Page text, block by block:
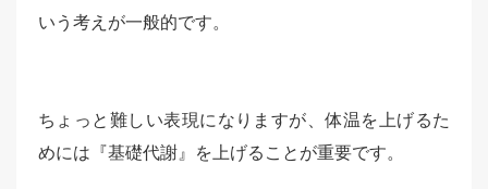
いう考えが一般的です。
ちょっと難しい表現になりますが、体温を上げるた
めには『基礎代謝』を上げることが重要です。